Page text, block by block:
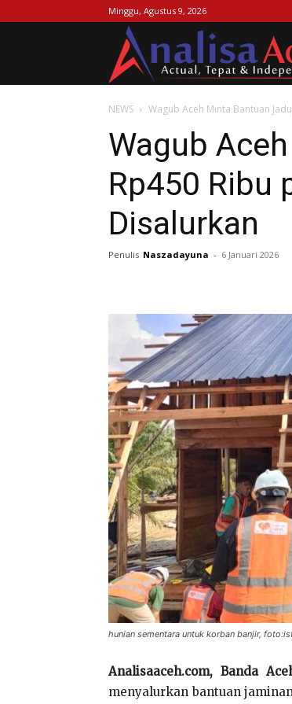
Minggu, Agustus 9, 2026
NEWS Wagub Aceh Minta Bantuan
Wagub
Rp450 Ribu
Disalurkan
Penulis Naszadayuna - 6 Januari 2026
hunian sementara untuk korban banjir,
Analisaaceh.com, Banda
menyalurkan bantuan